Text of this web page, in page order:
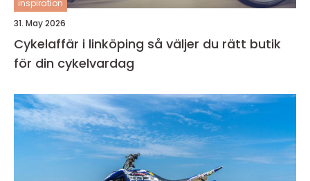
inspiration
31. May 2026
Cykelaffär i linköping så väljer du rätt butik
för din cykelvardag